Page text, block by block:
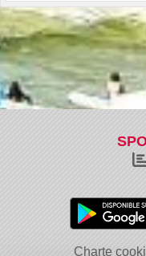
Charte